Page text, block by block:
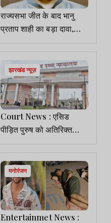
राज्यसभा जीत के बाद भानु
प्रताप शाही का बड़ा दावा,
कांग्रेस विधायकों को धन्यवाद,
टिकट का भी भरोसा
झारखंड न्यूज़
Court News : एसिड
पीड़ित पुरुष को अतिरिक्त
मुआवजा के रूप में 15 लाख देने
का HC का आदेश
मनोरंजन
Entertainmet News :